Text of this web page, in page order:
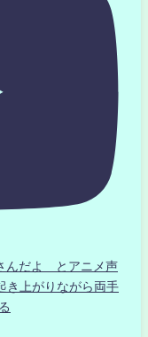
んだよ とアニメ声
上がりながら両手